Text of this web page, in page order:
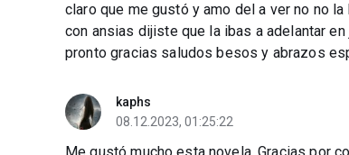
claro que me gustó y amo del a ver no no
con ansias dijiste que la ibas a adelantar
pronto gracias saludos besos y abrazos
kaphs
08.12.2023, 01:25:22